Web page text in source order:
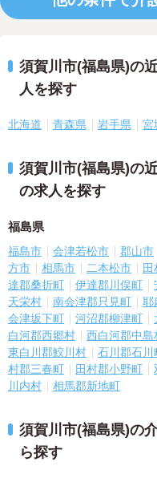
須賀川市(福島県)の
人を探す
北海道 青森県 岩手県 宮
須賀川市(福島県)の
の求人を探す
福島県
福島市 会津若松市 郡山市
方市
相馬市 二本松市 田
達郡桑折町
伊達郡川俣町
天栄村
南会津郡只見町 耶
会津坂下町
河沼郡柳津町
白河郡西郷村
西白河郡中島
東白川郡鮫川村
石川郡石川
村郡三春町
田村郡小野町
川内村
相馬郡新地町
須賀川市(福島県)の
ら探す